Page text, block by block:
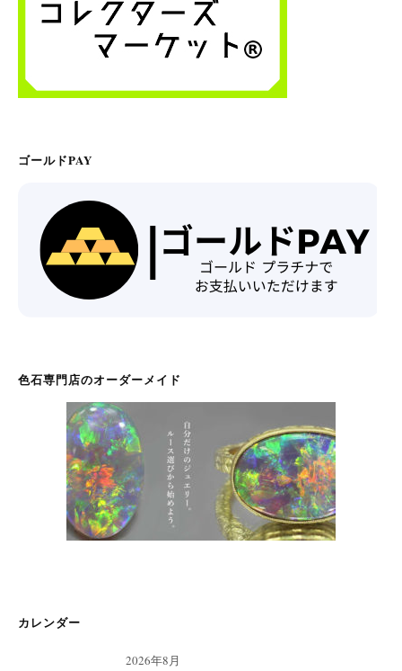
ゴールドPAY
色石専門店のオーダーメイド
カレンダー
2026年8月